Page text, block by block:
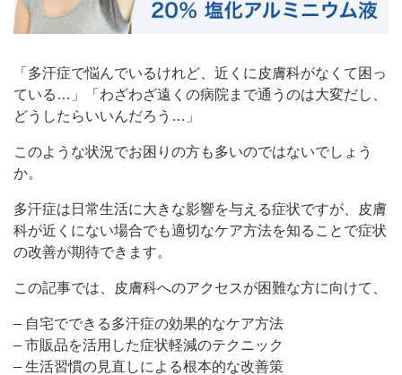
「多汗症で悩んでいるけれど、近くに皮膚科がなくて困っ
ている…」「わざわざ遠くの病院まで通うのは大変だし、
どうしたらいいんだろう…」
このような状況でお困りの方も多いのではないでしょう
か。
多汗症は日常生活に大きな影響を与える症状ですが、皮膚
科が近くにない場合でも適切なケア方法を知ることで症状
の改善が期待できます。
この記事では、皮膚科へのアクセスが困難な方に向けて、
– 自宅でできる多汗症の効果的なケア方法
– 市販品を活用した症状軽減のテクニック
– 生活習慣の見直しによる根本的な改善策